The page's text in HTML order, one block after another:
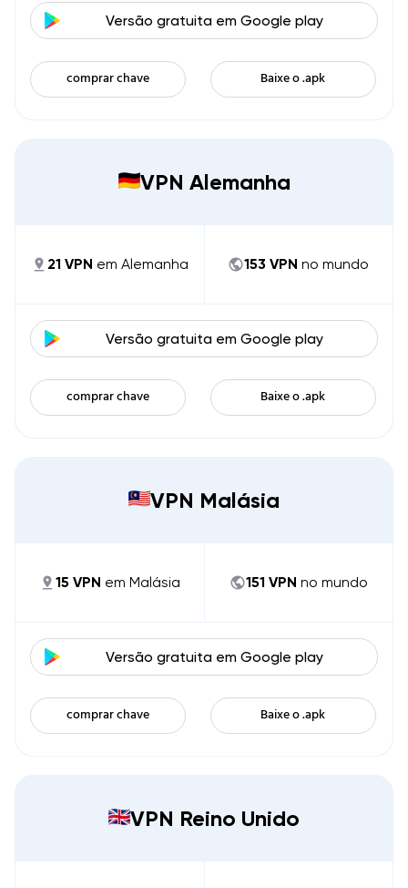
Versão gratuita em Google play
comprar chave Baixe o .apk
VPN Alemanha
21 VPN em Alemanha 153 VPN no mundo
Versão gratuita em Google play
comprar chave Baixe o .apk
VPN Malásia
15 VPN em Malásia 151 VPN no mundo
Versão gratuita em Google play
comprar chave Baixe o .apk
VPN Reino Unido